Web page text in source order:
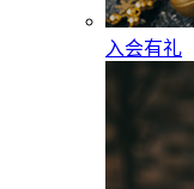
入会有礼